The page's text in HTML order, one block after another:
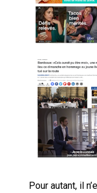
Pour autant, il